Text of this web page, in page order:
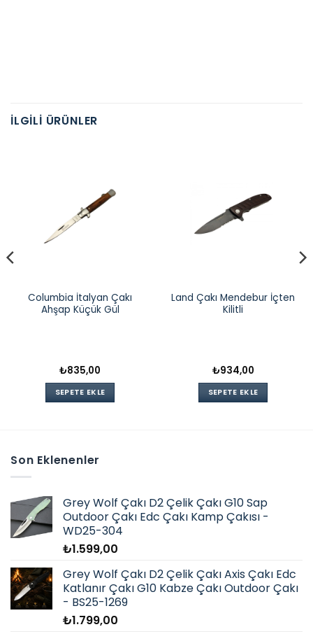
İLGILI ÜRÜNLER
Columbia İtalyan Çakı
Ahşap Küçük Gül
₺835,00
SEPETE EKLE
Land Çakı Mendebur İçten
Kilitli
₺934,00
SEPETE EKLE
Son Eklenenler
Grey Wolf Çakı D2 Çelik Çakı G10 Sap
Outdoor Çakı Edc Çakı Kamp Çakısı -
WD25-304
₺1.599,00
Grey Wolf Çakı D2 Çelik Çakı Axis Çakı Edc
Katlanır Çakı G10 Kabze Çakı Outdoor Çakı
- BS25-1269
₺1.799,00